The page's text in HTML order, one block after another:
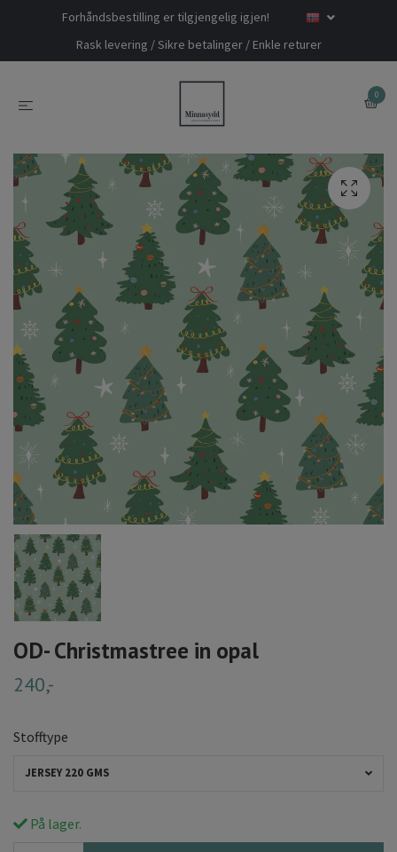
Forhåndsbestilling er tilgjengelig igjen!
Rask levering / Sikre betalinger / Enkle returer
0
OD- Christmastree in opal
240,-
Stofftype
JERSEY 220 GMS
På lager.